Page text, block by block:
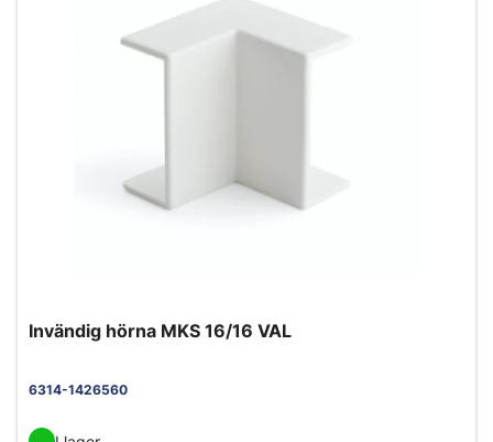
Invändig hörna MKS 16/16 VAL
6314-1426560